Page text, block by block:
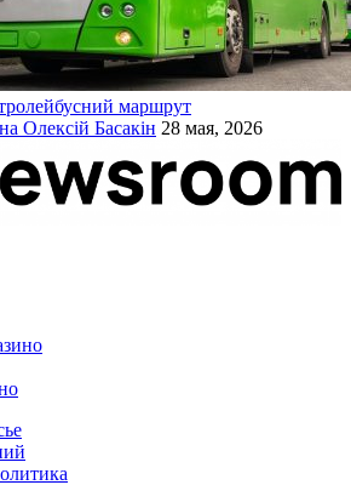
маршрут
Олексій Басакін 28 мая, 2026